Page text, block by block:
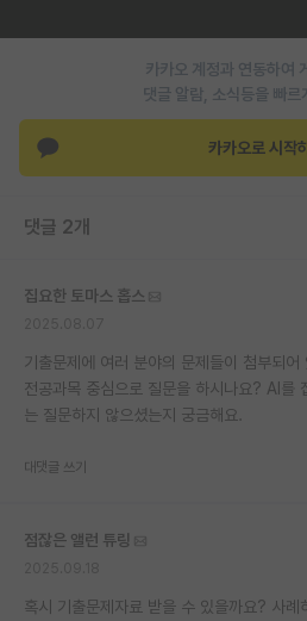
카카오 계정과 연동하여
댓글 알람, 소식등을 빠르
카카오로 시작
댓글 2개
집요한 토마스 홉스
기출문제에 여러 분야의 문제들이 첨부되
전공과목 중심으로 질문을 하시나요? AI를
는 질문하지 않으셨는지 궁금해요.
대댓글 쓰기
점잖은 앨런 튜링
혹시 기출문제자료 받을 수 있을까요? 사례